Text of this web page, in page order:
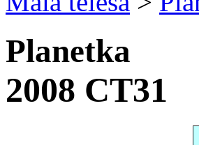
Planetka
2008 CT31